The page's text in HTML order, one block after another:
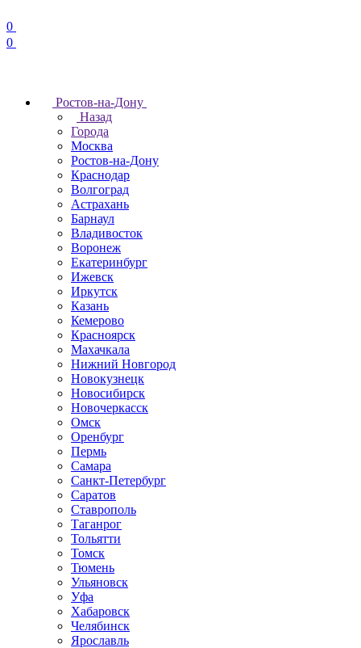
0
0
Ростов-на-Дону
Назад
Города
Москва
Ростов-на-Дону
Краснодар
Волгоград
Астрахань
Барнаул
Владивосток
Воронеж
Екатеринбург
Ижевск
Иркутск
Казань
Кемерово
Красноярск
Махачкала
Нижний Новгород
Новокузнецк
Новосибирск
Новочеркаcск
Омск
Оренбург
Пермь
Самара
Санкт-Петербург
Саратов
Ставрополь
Таганрог
Тольятти
Томск
Тюмень
Ульяновск
Уфа
Хабаровск
Челябинск
Ярославль